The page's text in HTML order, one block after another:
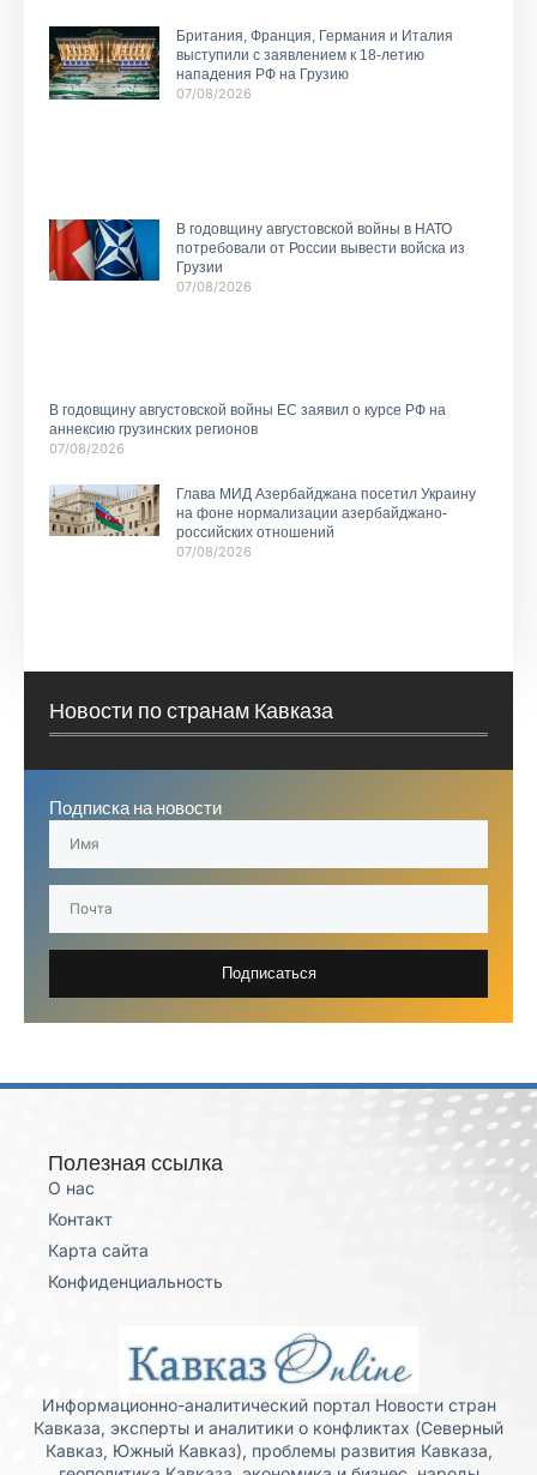
Британия, Франция, Германия и Италия
выступили с заявлением к 18-летию
нападения РФ на Грузию
07/08/2026
В годовщину августовской войны в НАТО
потребовали от России вывести войска из
Грузии
07/08/2026
В годовщину августовской войны ЕС заявил о курсе РФ на
аннексию грузинских регионов
07/08/2026
Глава МИД Азербайджана посетил Украину
на фоне нормализации азербайджано-
российских отношений
07/08/2026
Новости по странам Кавказа
Подписка на новости
Подписаться
Полезная ссылка
О нас
Контакт
Карта сайта
Конфиденциальность
Информационно-аналитический портал Новости стран
Кавказа, эксперты и аналитики о конфликтах (Северный
Кавказ, Южный Кавказ), проблемы развития Кавказа,